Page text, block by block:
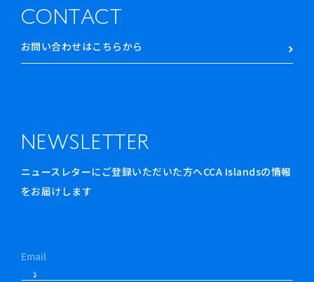
CONTACT
お問い合わせはこちらから
NEWSLETTER
ニュースレターにご登録いただいた方へCCA Islandsの情報
をお届けします